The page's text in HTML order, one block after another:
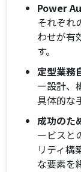
Power
それぞれ
わせが有
す。
定型業務
ー設計、
具体的な
成功のた
ービスと
リティ構
な要素を